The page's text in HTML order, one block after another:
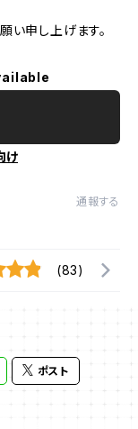
い申し上げます。
け
通報する
(83)
ポスト